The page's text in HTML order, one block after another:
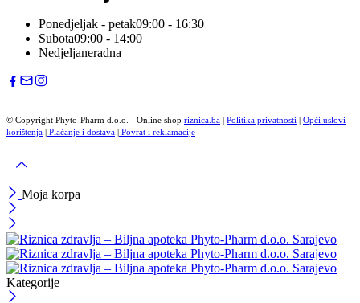
Ponedjeljak - petak09:00 - 16:30
Subota09:00 - 14:00
Nedjeljaneradna
© Copyright Phyto-Pharm d.o.o. - Online shop riznica.ba | Politika privatnosti | Opći uslovi
korištenja | Plaćanje i dostava | Povrat i reklamacije
Moja korpa
Kategorije